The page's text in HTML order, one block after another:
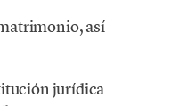
así
jurídica